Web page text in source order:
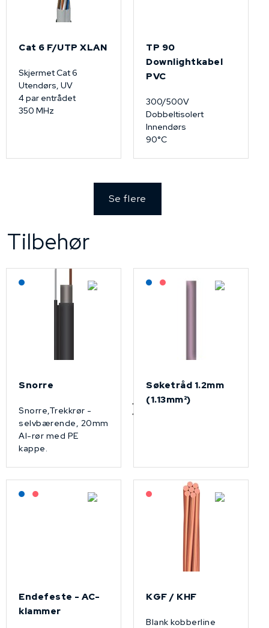
Cat 6 F/UTP XLAN
Skjermet Cat 6
Utendørs, UV
4 par entrådet
350 MHz
TP 90
Downlightkabel
PVC
300/500V
Dobbeltisolert
Innendørs
90°C
Se flere
Tilbehør
Lagerført: NEK Kabel
Snorre
Snorre,Trekkrør -
selvbærende, 20mm
Al-rør med PE
kappe.
Lagerført: NEK Kabel
På forespørsel
Søketråd 1.2mm
(1.13mm²)
Lagerført: NEK Kabel
På forespørsel
Endefeste - AC-
klammer
På forespørsel
KGF / KHF
Blank kobberline